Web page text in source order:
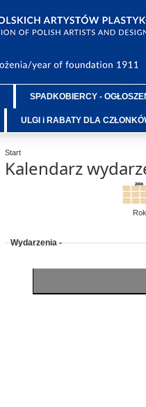
SPADKOBIERCY -
ULGI i RABATY DLA
Start
Kalendarz
Rok
Wydarzenia -